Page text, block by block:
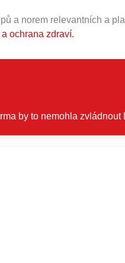
a norem relevantních a
ochrana zdraví.
by to nemohla zvládnout